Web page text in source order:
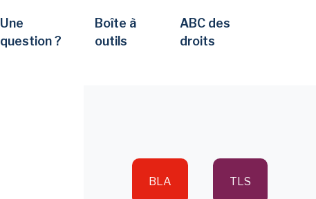
Une
question ?
Boîte à
outils
ABC des
droits
BLA TLS